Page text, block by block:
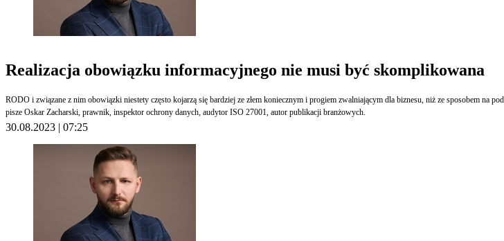
Realizacja obowiązku informacyjnego nie musi być skomplikowana
RODO i związane z nim obowiązki niestety często kojarzą się bardziej ze złem koniecznym i progiem zwalniającym dla biznesu, niż ze sposobem
pisze Oskar Zacharski, prawnik, inspektor ochrony danych, audytor ISO 27001, autor publikacji branżowych.
30.08.2023 | 07:25